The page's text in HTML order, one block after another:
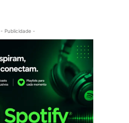
- Publicidade -